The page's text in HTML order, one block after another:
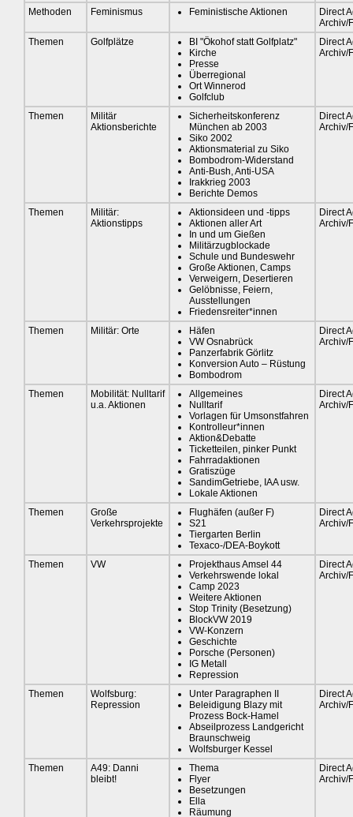
Methoden Feminismus Feministische Aktionen
Direct
Archiv/
Themen
Golfplätze
BI "Ökohof statt Golfplatz"
Kirche
Presse
Überregional
Ort Winnerod
Golfclub
Direct
Archiv/
Themen
Militär
Aktionsberichte
Sicherheitskonferenz
München ab 2003
Siko 2002
Aktionsmaterial zu Siko
Bombodrom-Widerstand
Anti-Bush, Anti-USA
Irakkrieg 2003
Berichte Demos
Direct
Archiv/
Themen
Militär:
Aktionstipps
Aktionsideen und -tipps
Aktionen aller Art
In und um Gießen
Militärzugblockade
Schule und Bundeswehr
Große Aktionen, Camps
Verweigern, Desertieren
Gelöbnisse, Feiern,
Ausstellungen
Friedensreiter*innen
Direct
Archiv/
Themen Militär: Orte
Häfen
VW Osnabrück
Panzerfabrik Görlitz
Konversion Auto – Rüstung
Bombodrom
Direct
Archiv/
Themen
Mobilität: Nulltarif
u.a. Aktionen
Allgemeines
Nulltarif
Vorlagen für Umsonstfahren
Kontrolleur*innen
Aktion&Debatte
Ticketteilen, pinker Punkt
Fahrradaktionen
Gratiszüge
SandimGetriebe, IAA usw.
Lokale Aktionen
Direct
Archiv/
Themen
Große
Verkehrsprojekte
Flughäfen (außer F)
S21
Tiergarten Berlin
Texaco-/DEA-Boykott
Direct
Archiv/
Themen VW
Projekthaus Amsel 44
Verkehrswende lokal
Camp 2023
Weitere Aktionen
Stop Trinity (Besetzung)
BlockVW 2019
VW-Konzern
Geschichte
Porsche (Personen)
IG Metall
Repression
Direct
Archiv/
Themen
Wolfsburg:
Repression
Unter Paragraphen II
Beleidigung Blazy mit
Prozess Bock-Hamel
Abseilprozess Landgericht
Braunschweig
Wolfsburger Kessel
Direct
Archiv/
Themen
A49: Danni
bleibt!
Thema
Flyer
Besetzungen
Ella
Räumung
Direct
Archiv/